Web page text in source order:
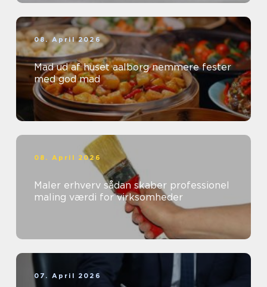
08. April 2026
Mad ud af huset aalborg nemmere fester
med god mad
08. April 2026
Maler erhverv sådan skaber professionel
maling værdi for virksomheder
07. April 2026